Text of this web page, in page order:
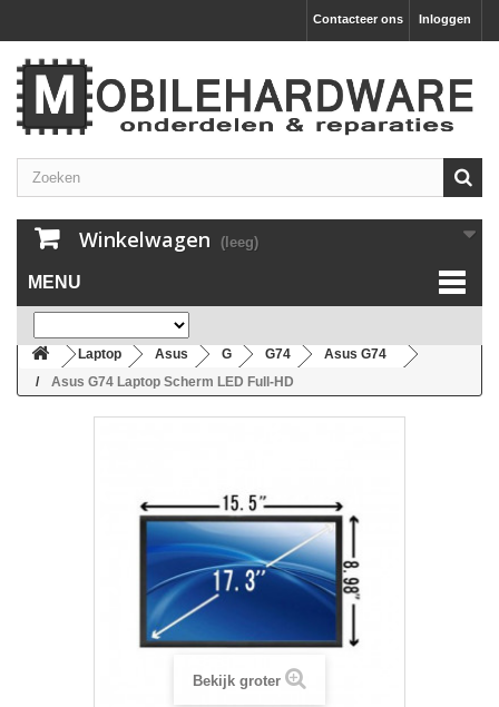
Inloggen
Contacteer ons
Winkelwagen (leeg)
MENU
Laptop Asus G G74
Asus G74
Asus G74 Laptop Scherm LED Full-HD
Bekijk groter